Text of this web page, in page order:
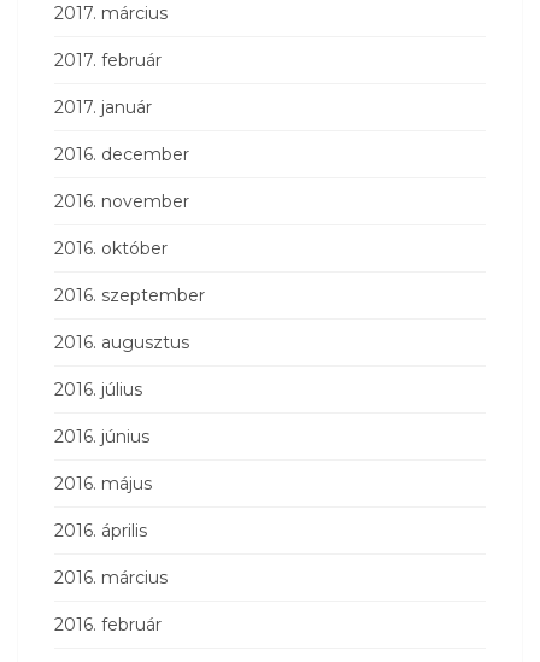
2017. március
2017. február
2017. január
2016. december
2016. november
2016. október
2016. szeptember
2016. augusztus
2016. július
2016. június
2016. május
2016. április
2016. március
2016. február